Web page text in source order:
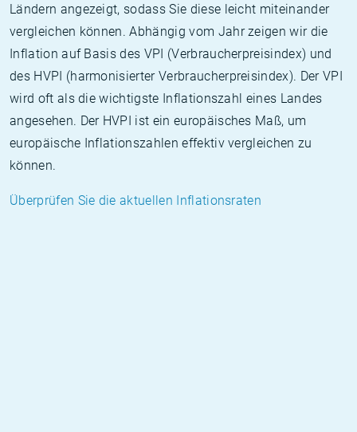
Ländern angezeigt, sodass Sie diese leicht miteinander
vergleichen können. Abhängig vom Jahr zeigen wir die
Inflation auf Basis des VPI (Verbraucherpreisindex) und
des HVPI (harmonisierter Verbraucherpreisindex). Der VPI
wird oft als die wichtigste Inflationszahl eines Landes
angesehen. Der HVPI ist ein europäisches Maß, um
europäische Inflationszahlen effektiv vergleichen zu
können.
Überprüfen Sie die aktuellen Inflationsraten